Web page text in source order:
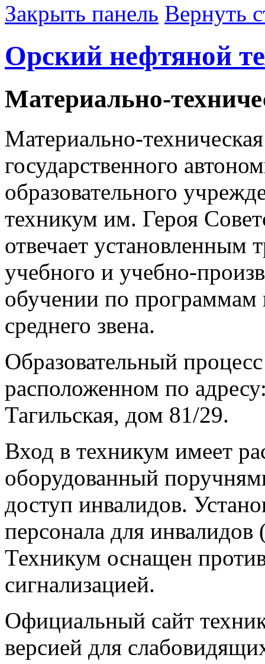
Закрыть панель Вернуть
Орский нефтяной
Материально-
​Материально-
государственного
образовательного
техникум им. Героя
отвечает установленным
учебного и учебно-
обучении по программам
среднего звена.
Образовательный
расположенном по
Тагильская, дом 81/29.
Вход в техникум имеет
оборудованный
доступ инвалидов.
персонала для инвалидов
Техникум оснащен
сигнализацией.
Официальный сайт
версией для